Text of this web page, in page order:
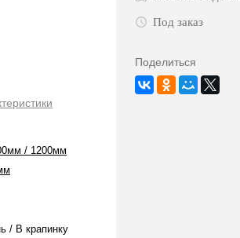
/ 1200мм
/ В крапинку
Под заказ
Поделиться